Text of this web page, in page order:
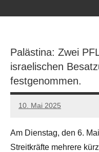
Palästina: Zwei
israelischen
festgenommen.
10. Mai 2025
network
Am Dienstag, den 6.
Streitkräfte mehrere